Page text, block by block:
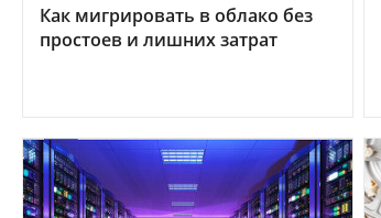
Как мигрировать в облако без
простоев и лишних затрат